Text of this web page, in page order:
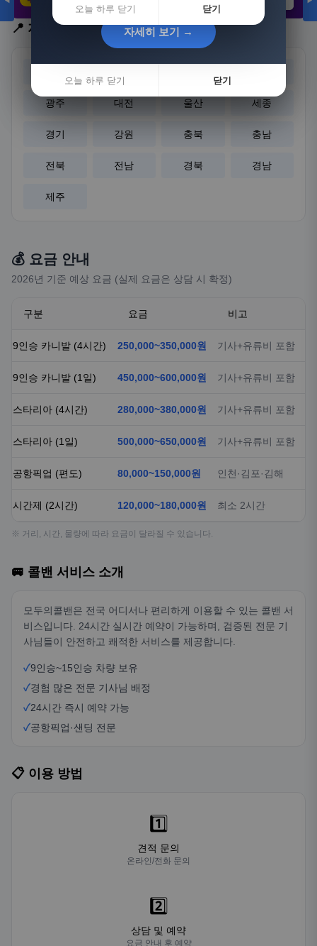
3,308원
📍 지역 선택
광주 대전 울산 세종
경기 강원 충북 충남
전북 전남 경북 경남
제주
💰 요금 안내
2026년 기준 예상 요금 (실제 요금은 상담 시 확정)
구분 요금 비고
9인승 카니발 (4시간) 250,000~350,000원 기사+유류비 포함
9인승 카니발 (1일) 450,000~600,000원 기사+유류비 포함
스타리아 (4시간) 280,000~380,000원 기사+유류비 포함
스타리아 (1일) 500,000~650,000원 기사+유류비 포함
공항픽업 (편도) 80,000~150,000원 인천·김포·김해
시간제 (2시간) 120,000~180,000원 최소 2시간
※ 거리, 시간, 물량에 따라 요금이 달라질 수 있습니다.
🚐 콜밴 서비스 소개
모두의콜밴은 전국 어디서나 편리하게 이용할 수 있는 콜밴 서
비스입니다. 24시간 실시간 예약이 가능하며, 검증된 전문 기
사님들이 안전하고 쾌적한 서비스를 제공합니다.
✓9인승~15인승 차량 보유
✓경험 많은 전문 기사님 배정
✓24시간 즉시 예약 가능
✓공항픽업·샌딩 전문
📋 이용 방법
1️⃣
견적 문의
온라인/전화 문의
2️⃣
상담 및 예약
요금 안내 후 예약
오늘 하루 닫기 닫기
자세히 보기 →
오늘 하루 닫기 닫기
자세히 보기 →
오늘 하루 닫기 닫기